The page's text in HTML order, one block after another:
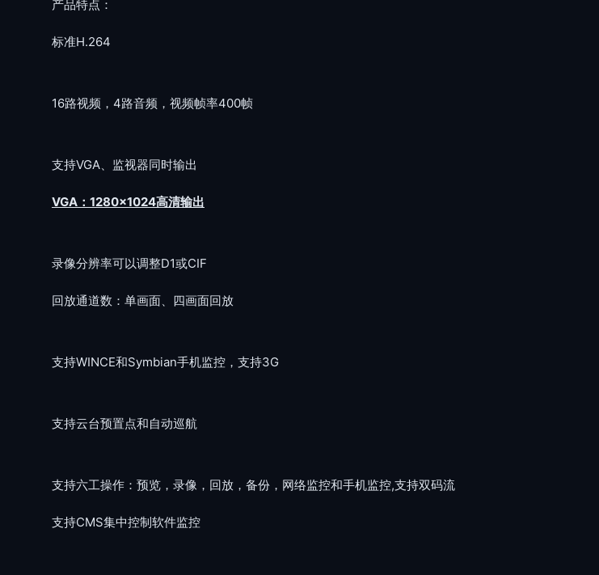
产品特点：
标准H.264
16路视频，4路音频，视频帧率400帧
支持VGA、监视器同时输出
VGA：1280×1024高清输出
录像分辨率可以调整D1或CIF
回放通道数：单画面、四画面回放
支持WINCE和Symbian手机监控，支持3G
支持云台预置点和自动巡航
支持六工操作：预览，录像，回放，备份，网络监控和手机监控,支持双码流
支持CMS集中控制软件监控